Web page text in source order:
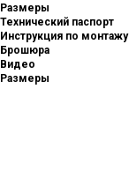
Размеры
Технический паспорт
Инструкция по монтажу
Брошюра
Видео
Размеры